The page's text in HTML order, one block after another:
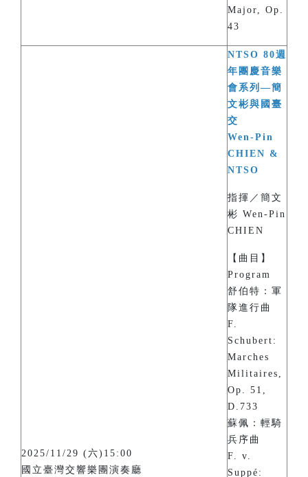
Major, Op.
43
2025/11/29 (六)15:00
國立臺灣交響樂團演奏廳
NTSO 80週
年團慶音樂
會系列—簡
文彬與國臺
交
Wen-Pin
CHIEN &
NTSO
指揮／簡文
彬 Wen-Pin
CHIEN
【曲目】
Program
舒伯特：軍
隊進行曲
F.
Schubert:
Marches
Militaires,
Op. 51,
D.733
蘇佩：輕騎
兵序曲
F. v.
Suppé: